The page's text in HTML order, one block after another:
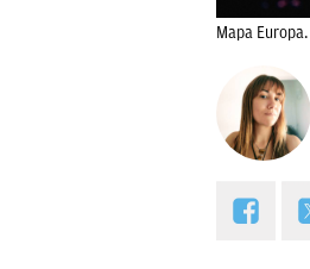
Mapa Europa.